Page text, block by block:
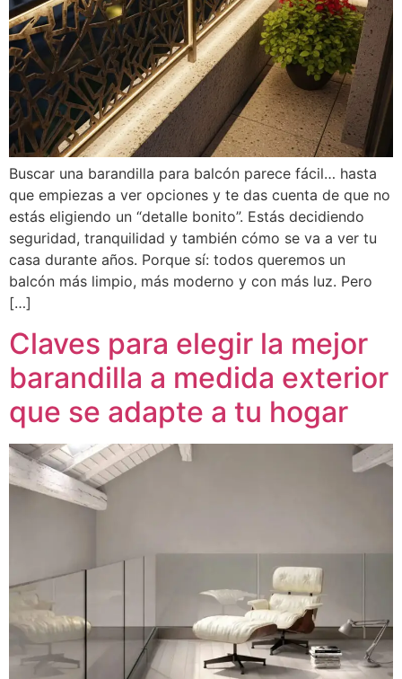
Buscar una barandilla para balcón parece fácil… hasta
que empiezas a ver opciones y te das cuenta de que no
estás eligiendo un “detalle bonito”. Estás decidiendo
seguridad, tranquilidad y también cómo se va a ver tu
casa durante años. Porque sí: todos queremos un
balcón más limpio, más moderno y con más luz. Pero
[…]
Claves para elegir la mejor
barandilla a medida exterior
que se adapte a tu hogar